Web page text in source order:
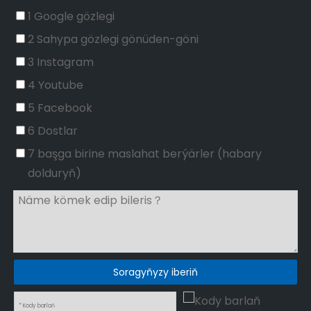
1 Google gözlegi
2 Sahypa gözlegi gönüden-göni
3 Instagram
4 Youtube
5 Facebook
6 Dostlar
7 başga birine maslahat berýärler (habary
dolduryň)
Soragyňyzy iberiň